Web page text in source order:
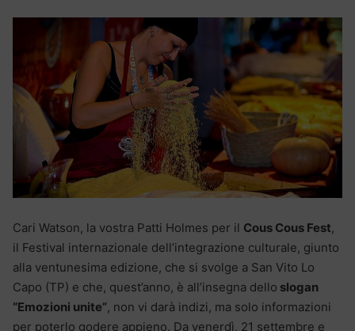
Cari Watson, la vostra Patti Holmes per il Cous Cous Fest,
il Festival internazionale dell’integrazione culturale, giunto
alla ventunesima edizione, che si svolge a San Vito Lo
Capo (TP) e che, quest’anno, è all’insegna dello slogan
“Emozioni unite”, non vi darà indizi, ma solo informazioni
per poterlo godere appieno. Da venerdì, 21 settembre e